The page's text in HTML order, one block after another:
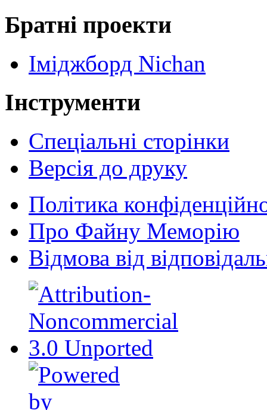
Братні проекти
Іміджборд Nichan
Інструменти
Спеціальні сторінки
Версія до друку
Політика
Про Файну Меморію
Відмова від